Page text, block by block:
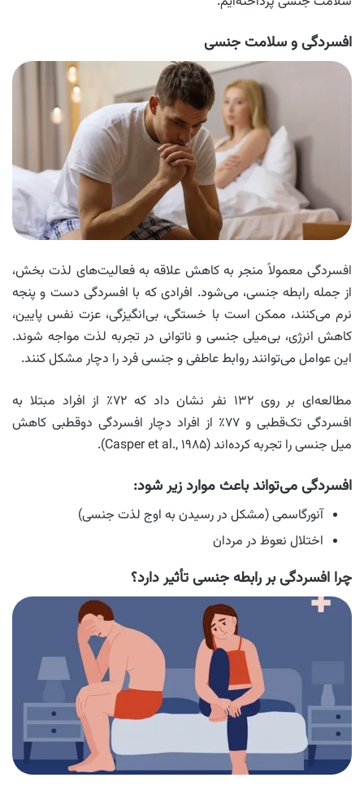
افسردگی و سلامت جنسی
افسردگی معمولاً منجر به کاهش علاقه به فعالیت‌های لذت‌ بخش،
از جمله رابطه جنسی، می‌شود. افرادی که با افسردگی دست‌ و پنجه
نرم می‌کنند، ممکن است با خستگی، بی‌انگیزگی، عزت نفس پایین،
کاهش انرژی، بی‌میلی جنسی و ناتوانی در تجربه لذت مواجه شوند.
این عوامل می‌توانند روابط عاطفی و جنسی فرد را دچار مشکل کنند.
مطالعه‌ای بر روی ۱۳۲ نفر نشان داد که ۷۲٪ از افراد مبتلا به
افسردگی تک‌قطبی و ۷۷٪ از افراد دچار افسردگی دوقطبی کاهش
میل جنسی را تجربه کرده‌اند (Casper et al., ۱۹۸۵).
افسردگی می‌تواند باعث موارد زیر شود:
آنورگاسمی (مشکل در رسیدن به اوج لذت جنسی)
اختلال نعوظ در مردان
چرا افسردگی بر رابطه جنسی تأثیر دارد؟